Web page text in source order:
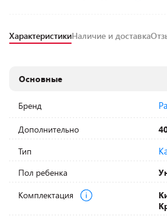
ХарактеристикиНаличие и доставка
Основные
Бренд
Дополнительно
Тип
Пол ребенка
Комплектация